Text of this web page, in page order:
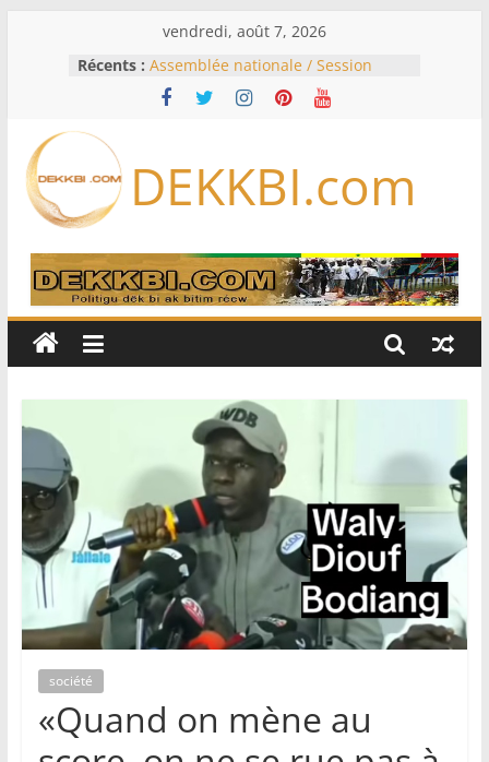
vendredi, août 7, 2026
Récents : Assemblée nationale / Session
extraordinaire: Six commissions
d’enquête à l’ordre du jour ce lundi
Bénin: Patrice Talon élu président
du Sénat, moins de trois mois
Pakistan et la Turquie signent un
accord de défense
RD Congo: Kinshasa interdit les
exportations de cuivre et de cobalt
production
DEKKBI.com
société
«Quand on mène au